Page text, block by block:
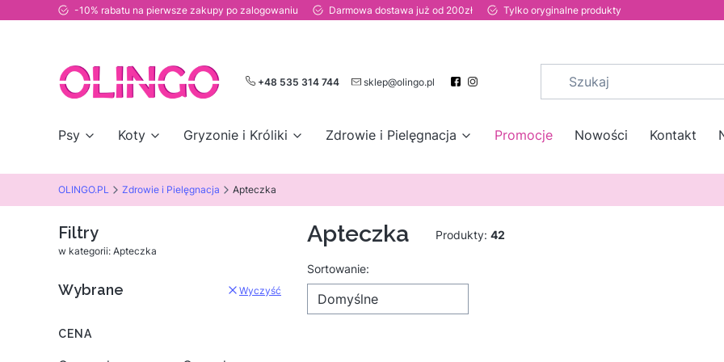
-10% rabatu na pierwsze zakupy po zalogowaniu Darmowa dostawa już od 200zł Tylko oryginalne produkty
+48 535 314 744 sklep@olingo.pl
Psy Koty Gryzonie i Króliki Zdrowie i Pielęgnacja Promocje Nowości Kontakt
OLINGO.PL Zdrowie i Pielęgnacja Apteczka
Filtry
w kategorii: Apteczka
Wybrane Wyczyść
CENA
Apteczka Produkty: 42
Lista produktów
Sortowanie:
Domyślne